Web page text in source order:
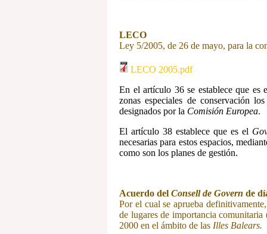
LECO
Ley 5/2005, de 26 de mayo, para la
LECO 2005.pdf
En el artículo 36 se establece que es
zonas especiales de conservación
designados por la Comisión Europea.
El artículo 38 establece que es el
necesarias para estos espacios,
como son los planes de gestión.
Acuerdo del Consell de Govern de
Por el cual se aprueba
de lugares de importancia comunitaria
2000 en el ámbito de las Illes Balears.